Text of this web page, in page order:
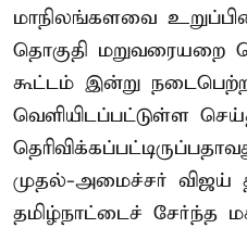
மாநிலங்களவை
தொகுதி மறுவரையறை
கூட்டம் இன்று
வெளியிடப்பட்டுள்ள
முதல்-அமைச்சர் விஜய்
தமிழ்நாட்டைச் சேர்ந்த